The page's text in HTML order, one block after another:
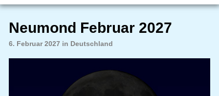
Neumond Februar 2027
6. Februar 2027 in Deutschland